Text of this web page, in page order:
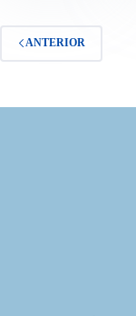
ANTERIOR